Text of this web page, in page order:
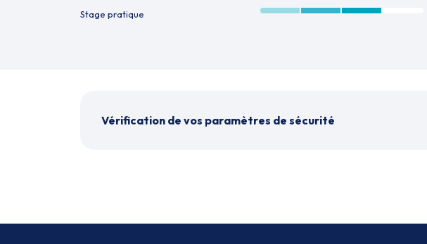
Stage pratique
Vérification de vos paramètres de sécurité